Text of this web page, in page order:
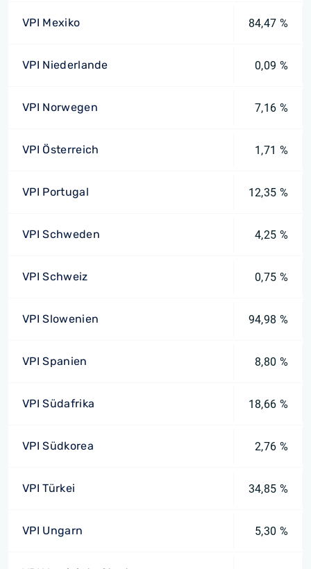
VPI Mexiko 84,47 %
VPI Niederlande 0,09 %
VPI Norwegen 7,16 %
VPI Österreich 1,71 %
VPI Portugal 12,35 %
VPI Schweden 4,25 %
VPI Schweiz 0,75 %
VPI Slowenien 94,98 %
VPI Spanien 8,80 %
VPI Südafrika 18,66 %
VPI Südkorea 2,76 %
VPI Türkei 34,85 %
VPI Ungarn 5,30 %